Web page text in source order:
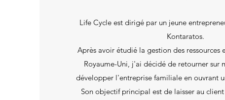
Life Cycle est dirigé par un jeune
Kontaratos.
Après avoir étudié la gestion des ressources
Royaume-Uni, j'ai décidé de retourner sur
développer l'entreprise familiale en ouvrant
Son objectif principal est de laisser au